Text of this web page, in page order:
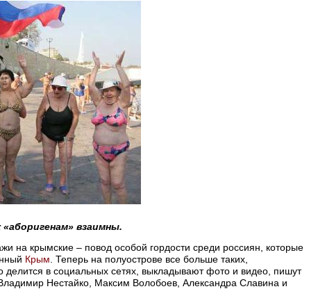
взаимны.
на крымские – повод особой гордости среди россиян, которые
Крым . Теперь на полуострове все больше таких,
делится в социальных сетях, выкладывают фото и видео, пишут
Нестайко, Максим Волобоев, Александра Славина и